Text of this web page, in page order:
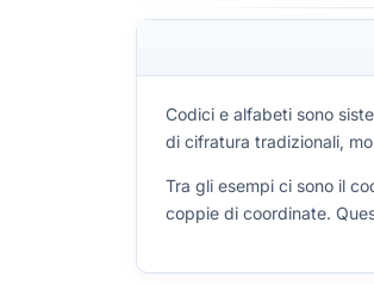
Codici e alfabeti sono
di cifratura tradizionali,
Tra gli esempi ci sono il
coppie di coordinate.